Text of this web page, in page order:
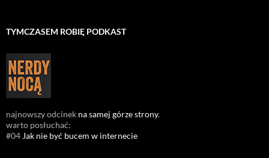
TYMCZASEM ROBIĘ PODKAST
najnowszy odcinek na samej górze strony.
warto posłuchać:
#04Jak nie być bucem w internecie